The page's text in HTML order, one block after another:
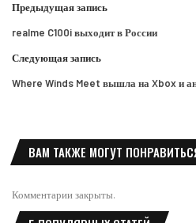
Предыдущая запись
realme C100i выходит в России
Следующая запись
Where Winds Meet вышла на Xbox и
ВАМ ТАКЖЕ МОГУТ
Комментарии закрыты.